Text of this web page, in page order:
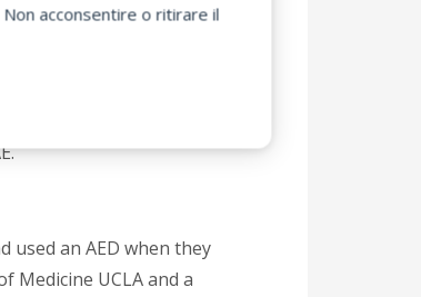
acconsentire o ritirare il
tutte le tasche, specie se
questo, che egli sia un
used an AED when they
Medicine UCLA and a